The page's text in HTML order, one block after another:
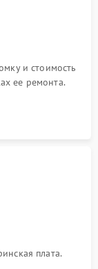
и стоимость
ее ремонта.
плата.